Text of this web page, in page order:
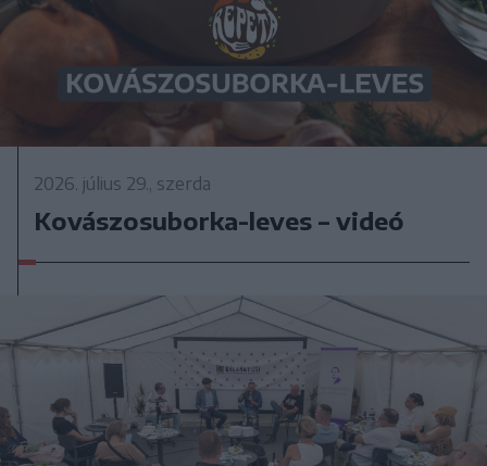
2026. július 29., szerda
Kovászosuborka-leves – videó